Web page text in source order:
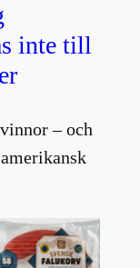
inte till
– och